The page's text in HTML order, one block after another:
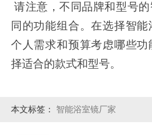
请注意，不同品牌和型号
同的功能组合。在选择智
个人需求和预算考虑哪些
择适合的款式和型号。
本文标签： 智能浴室镜厂家